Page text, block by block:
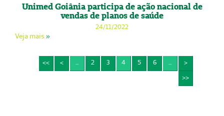
Unimed Goiânia participa de ação nacional de
vendas de planos de saúde
24/11/2022
Veja mais »
<< < ... 2 3 4 5 6 ...
>
>>